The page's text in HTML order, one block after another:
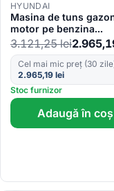
HYUNDAI
Masina de tuns
motor pe benzina
HYUNDAI HY-LM5301
3.121,25lei
Cel mai mic preț (30
2.965,19 lei
Stoc furnizor
Adaugă în coș